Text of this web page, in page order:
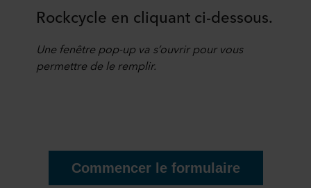
Rockcycle en cliquant ci-dessous.
Une fenêtre pop-up va s’ouvrir pour vous
permettre de le remplir.
Commencer le formulaire